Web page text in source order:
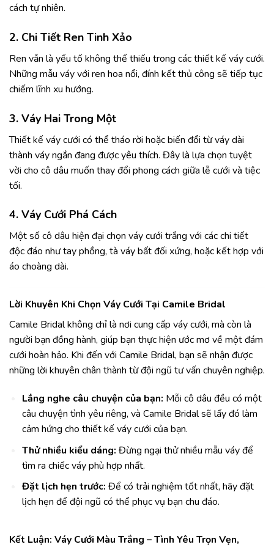
cách tự nhiên.
2. Chi Tiết Ren Tinh Xảo
Ren vẫn là yếu tố không thể thiếu trong các thiết kế váy cưới.
Những mẫu váy với ren hoa nổi, đính kết thủ công sẽ tiếp tục
chiếm lĩnh xu hướng.
3. Váy Hai Trong Một
Thiết kế váy cưới có thể tháo rời hoặc biến đổi từ váy dài
thành váy ngắn đang được yêu thích. Đây là lựa chọn tuyệt
vời cho cô dâu muốn thay đổi phong cách giữa lễ cưới và tiệc
tối.
4. Váy Cưới Phá Cách
Một số cô dâu hiện đại chọn váy cưới trắng với các chi tiết
độc đáo như tay phồng, tà váy bất đối xứng, hoặc kết hợp với
áo choàng dài.
Lời Khuyên Khi Chọn Váy Cưới Tại Camile Bridal
Camile Bridal không chỉ là nơi cung cấp váy cưới, mà còn là
người bạn đồng hành, giúp bạn thực hiện ước mơ về một đám
cưới hoàn hảo. Khi đến với Camile Bridal, bạn sẽ nhận được
những lời khuyên chân thành từ đội ngũ tư vấn chuyên nghiệp.
Lắng nghe câu chuyện của bạn: Mỗi cô dâu đều có một
câu chuyện tình yêu riêng, và Camile Bridal sẽ lấy đó làm
cảm hứng cho thiết kế váy cưới của bạn.
Thử nhiều kiểu dáng: Đừng ngại thử nhiều mẫu váy để
tìm ra chiếc váy phù hợp nhất.
Đặt lịch hẹn trước: Để có trải nghiệm tốt nhất, hãy đặt
lịch hẹn để đội ngũ có thể phục vụ bạn chu đáo.
Kết Luận: Váy Cưới Màu Trắng – Tình Yêu Trọn Vẹn,